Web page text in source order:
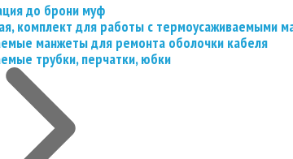
до брони муф
комплект для работы с термоусаживаемыми
манжеты для ремонта оболочки кабеля
трубки, перчатки, юбки